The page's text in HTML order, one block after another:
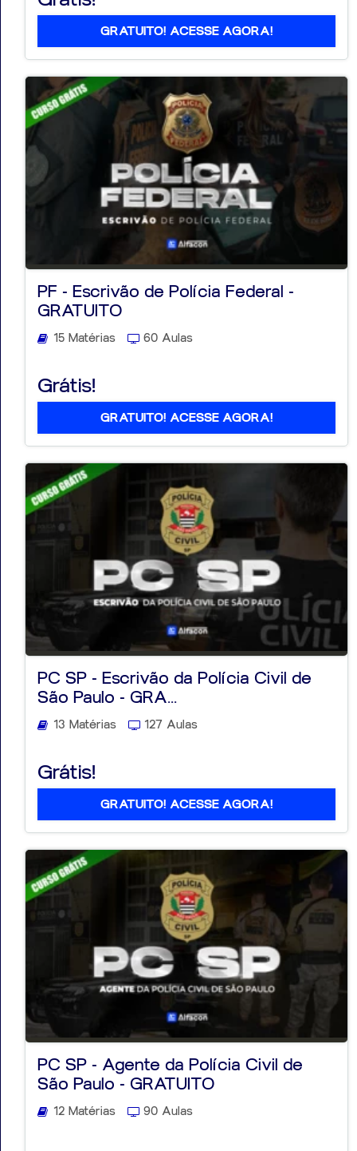
GRATUITO! ACESSE AGORA!
PF - Escrivão de Polícia Federal -
GRATUITO
15 Matérias 60 Aulas
Grátis!
GRATUITO! ACESSE AGORA!
PC SP - Escrivão da Polícia Civil de
São Paulo - GRA...
13 Matérias 127 Aulas
Grátis!
GRATUITO! ACESSE AGORA!
PC SP - Agente da Polícia Civil de
São Paulo - GRATUITO
12 Matérias 90 Aulas